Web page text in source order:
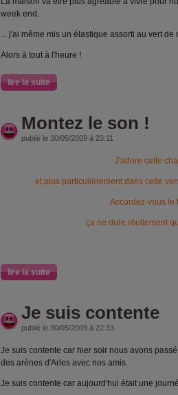
week end.
... j'ai même mis un élastique assorti au vert de
Alors à tout à l'heure !
lire la suite
Montez le son !
publié le 30/05/2009 à 23:11
J'adore cette
et plus particulièrement dans cette
Accordez-vous le
ça ne dure réellement
lire la suite
Je suis contente
publié le 30/05/2009 à 22:33
Je suis contente car hier soir nous avons
des arènes d'Arles avec nos amis.
Je suis contente car aujourd'hui était une